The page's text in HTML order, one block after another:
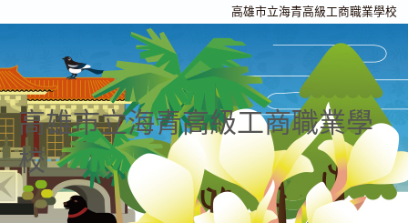
高雄市立海青高級工商職業學校
高雄市立海青高級工商職業學
校